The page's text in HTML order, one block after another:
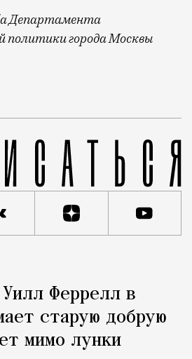
Департамента
политики города Москвы
праздник День
Феррелл в
старую добрую
мимо лунки